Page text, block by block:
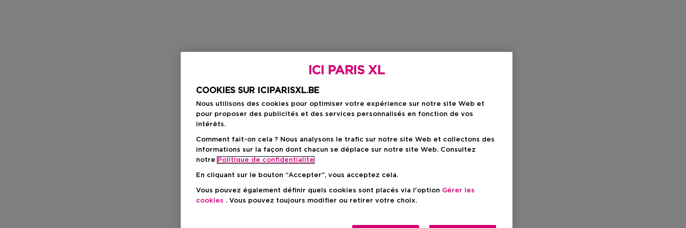
ICI PARIS XL
COOKIES SUR ICIPARISXL.BE
Nous utilisons des cookies pour optimiser votre expérience sur notre site Web et
pour proposer des publicités et des services personnalisés en fonction de vos
intérêts.
Comment fait-on cela ? Nous analysons le trafic sur notre site Web et collectons des
informations sur la façon dont chacun se déplace sur notre site Web. Consultez
notre Politique de confidentialite
En cliquant sur le bouton “Accepter”, vous acceptez cela.
Vous pouvez également définir quels cookies sont placés via l'option Gérer les
cookies . Vous pouvez toujours modifier ou retirer votre choix.